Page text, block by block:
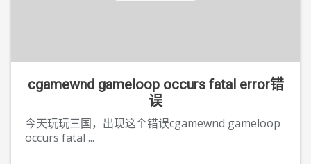
cgamewnd gameloop occurs fatal error错
误
今天玩玩三国，出现这个错误cgamewnd gameloop
occurs fatal ...